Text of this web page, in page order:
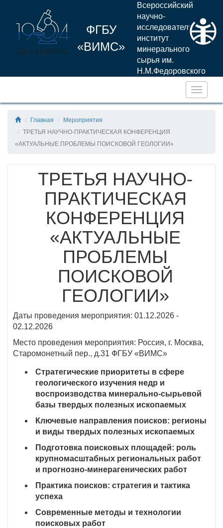
ФГБУ
«ВИМС»
Всероссийский
научно-
исследовательский
институт
минерального
сырья им.
Н.М.Федоровского
Главная
Мероприятия
ТРЕТЬЯ НАУЧНО-ПРАКТИЧЕСКАЯ КОНФЕРЕНЦИЯ
«АКТУАЛЬНЫЕ ПРОБЛЕМЫ ПОИСКОВОЙ ГЕОЛОГИИ»
ТРЕТЬЯ НАУЧНО-
ПРАКТИЧЕСКАЯ
КОНФЕРЕНЦИЯ
«АКТУАЛЬНЫЕ
ПРОБЛЕМЫ
ПОИСКОВОЙ
ГЕОЛОГИИ»
Даты проведения мероприятия: 01.12.2026 -
02.12.2026
Место проведения мероприятия: Россия, г. Москва,
Старомонетный пер., д.31 ФГБУ «ВИМС»
Стратегические приоритеты в сфере
геологического изучения недр и
воспроизводства минерально-сырьевой
базы твердых полезных ископаемых
Ключевые направления поисков: регионы
и виды твердых полезных ископаемых
Подготовка поисковых площадей: роль
крупномасштабных региональных работ
и прогнозно-минерагенических работ
Практика поисков: стратегия и тактика
успеха
Современные методы и технологии
поисковых работ